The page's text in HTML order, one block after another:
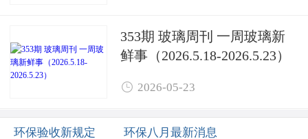
353期 玻璃周刊 一周玻璃新
鲜事（2026.5.18-2026.5.23）
 2026-05-23
环保验收新规定 环保八月最新消息